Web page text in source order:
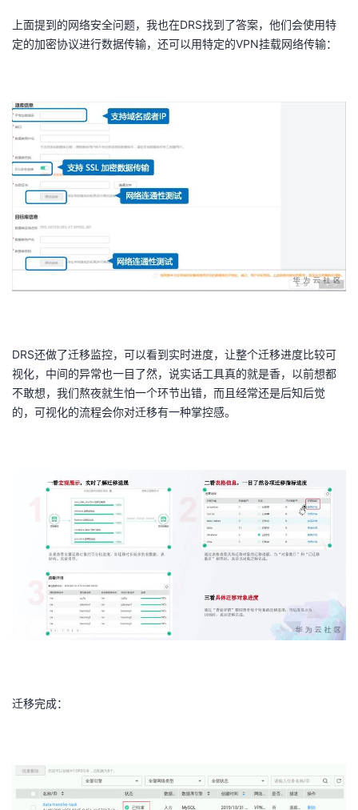
上面提到的网络安全问题，我也在DRS找到了答案，他们会使用特
定的加密协议进行数据传输，还可以用特定的VPN挂载网络传输：
DRS还做了迁移监控，可以看到实时进度，让整个迁移进度比较可
视化，中间的异常也一目了然，说实话工具真的就是香，以前想都
不敢想，我们熬夜就生怕一个环节出错，而且经常还是后知后觉
的，可视化的流程会你对迁移有一种掌控感。
迁移完成：